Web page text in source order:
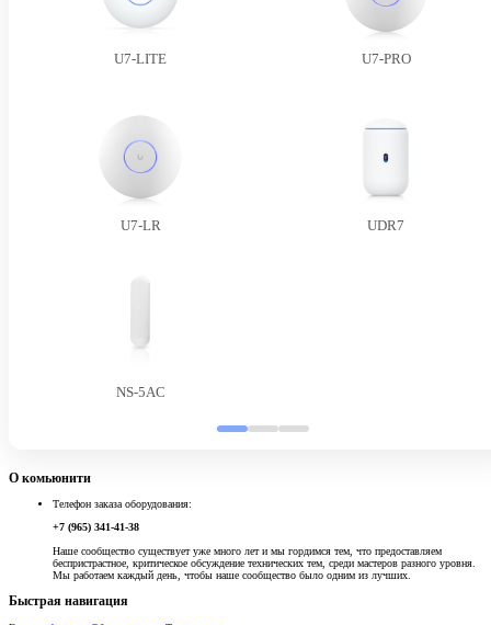
U7-LITE U7-PRO
U7-LR UDR7
NS-5AC
О комьюнити
Телефон заказа оборудования:
+7 (965) 341-41-38
Наше сообщество существует уже много лет и мы гордимся тем, что предоставляем
беспристрастное, критическое обсуждение технических тем, среди мастеров разного уровня.
Мы работаем каждый день, чтобы наше сообщество было одним из лучших.
Быстрая навигация